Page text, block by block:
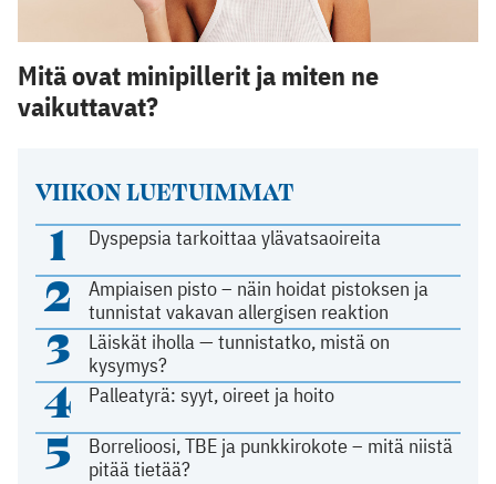
VIIKON LUETUIMMAT
1 Dyspepsia tarkoittaa ylävatsaoireita
2
Ampiaisen pisto – näin hoidat pistoksen ja
tunnistat vakavan allergisen reaktion
3
Läiskät iholla — tunnistatko, mistä on
kysymys?
4 Palleatyrä: syyt, oireet ja hoito
5
Borrelioosi, TBE ja punkkirokote – mitä niistä
pitää tietää?
Mitä ovat minipillerit ja miten ne
vaikuttavat?